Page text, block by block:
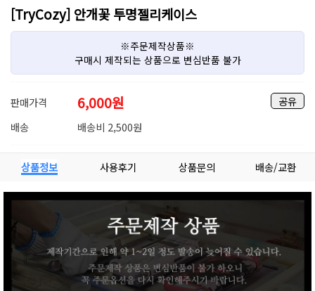
[TryCozy] 안개꽃 투명젤리케이스
※주문제작상품※
구매시 제작되는 상품으로 변심반품 불가
공유
판매가격 6,000원
배송 배송비 2,500원
상품정보 사용후기 상품문의 배송/교환